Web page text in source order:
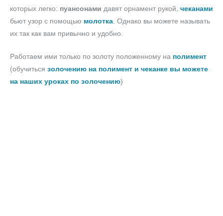
которых легко: пуансонами давят орнамент рукой, чеканами
бьют узор с помощью молотка . Однако вы можете называть
их так как вам привычно и удобно.
Работаем ими только по золоту положенному на полимент
(обучиться золочению на полимент и чеканке вы можете
на наших уроках по золочению)